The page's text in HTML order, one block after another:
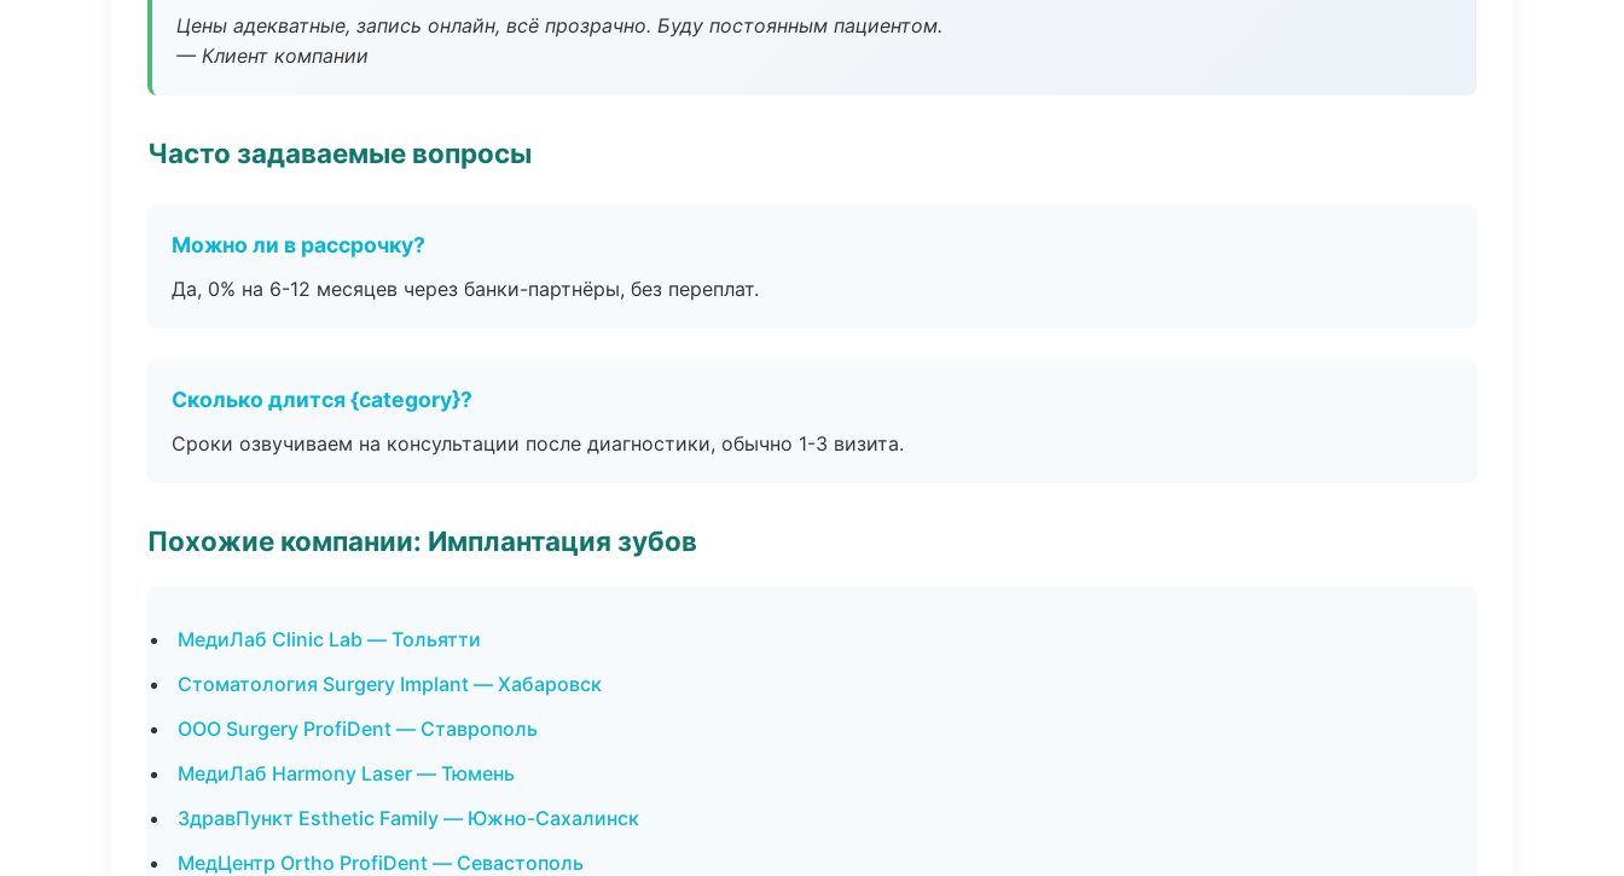
Цены адекватные, запись онлайн, всё прозрачно. Буду постоянным пациентом.
— Клиент компании
Часто задаваемые вопросы
Можно ли в рассрочку?
Да, 0% на 6-12 месяцев через банки-партнёры, без переплат.
Сколько длится {category}?
Сроки озвучиваем на консультации после диагностики, обычно 1-3 визита.
Похожие компании: Имплантация зубов
МедиЛаб Clinic Lab — Тольятти
Стоматология Surgery Implant — Хабаровск
ООО Surgery ProfiDent — Ставрополь
МедиЛаб Harmony Laser — Тюмень
ЗдравПункт Esthetic Family — Южно-Сахалинск
МедЦентр Ortho ProfiDent — Севастополь